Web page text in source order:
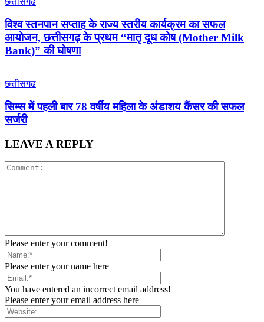
विश्व स्तनपान सप्ताह के राज्य स्तरीय कार्यक्रम का सफल
आयोजन, छत्तीसगढ़ के प्रथम “मातृ दूध कोष (Mother Milk
Bank)” की घोषणा
छत्तीसगढ
सिम्स में पहली बार 78 वर्षीय महिला के अंडाशय कैंसर की सफल
सर्जरी
LEAVE A REPLY
Please enter your comment!
Please enter your name here
You have entered an incorrect email address!
Please enter your email address here